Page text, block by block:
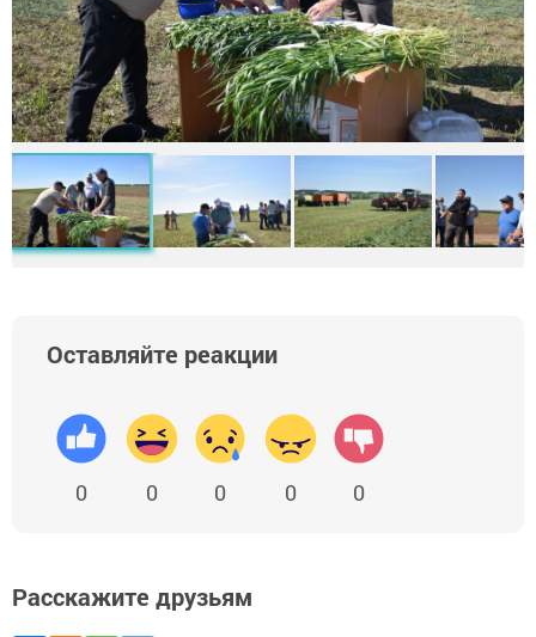
Оставляйте реакции
0 0 0 0 0
Расскажите друзьям